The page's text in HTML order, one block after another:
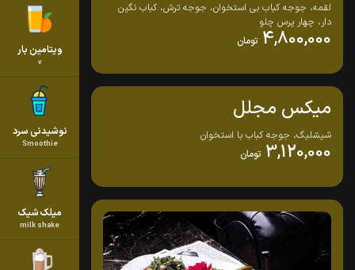
ویتامین بار
v
نوشیدنی سرد
Smoothie
میلک شیک
milk shake
لقمه، جوجه کباب بی استخوان، جوجه ترش، کباب نگین
دار، چهار پرس چلو
4,800,000 تومان
میکس مجلل
شیشلیگ، جوجه کباب با استخوان
3,120,000 تومان